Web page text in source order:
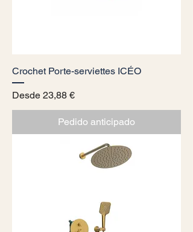
Crochet Porte-serviettes ICÉO
Desde 23,88 €
Precio de oferta
Pedido anticipado